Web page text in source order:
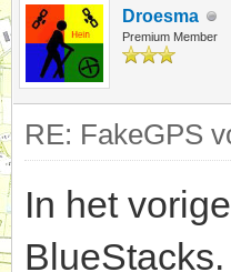
Droesma
Premium Member
RE: FakeGPS
In het
BlueStacks.